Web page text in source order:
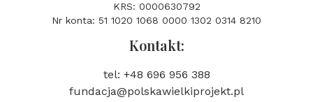
KRS: 0000630792
Nr konta: 51 1020 1068 0000 1302 0314 8210
Kontakt:
tel: +48 696 956 388
fundacja@polskawielkiprojekt.pl